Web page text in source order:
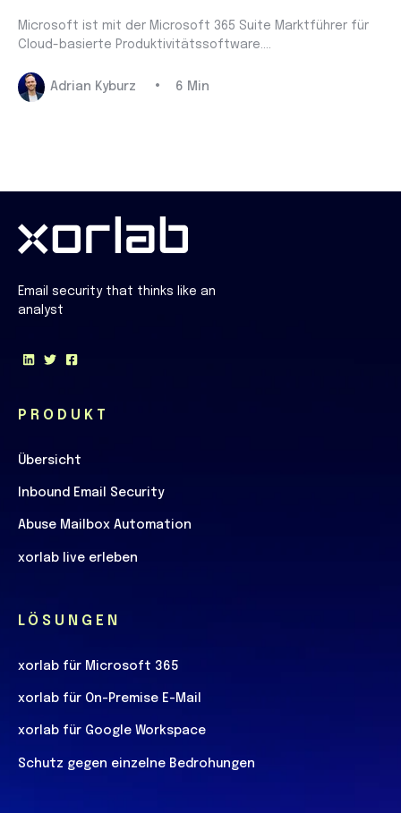
Microsoft ist mit der Microsoft 365 Suite Marktführer für
Cloud-basierte Produktivitätssoftware....
Adrian Kyburz • 6 Min
Email security that thinks like an
analyst
PRODUKT
Übersicht
Inbound Email Security
Abuse Mailbox Automation
xorlab live erleben
LÖSUNGEN
xorlab für Microsoft 365
xorlab für On-Premise E-Mail
xorlab für Google Workspace
Schutz gegen einzelne Bedrohungen